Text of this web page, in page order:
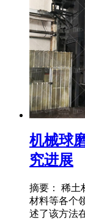
机械球
究进展
摘要： 稀土
材料等各个
述了该方法